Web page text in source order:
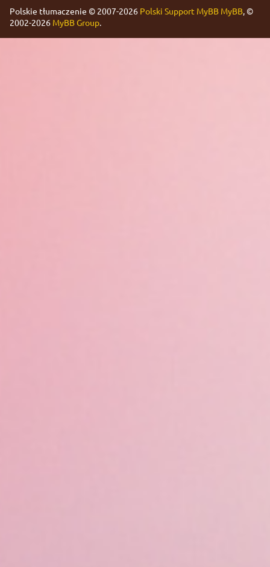
Polskie tłumaczenie © 2007-2026 Polski Support MyBB MyBB, ©
2002-2026 MyBB Group.